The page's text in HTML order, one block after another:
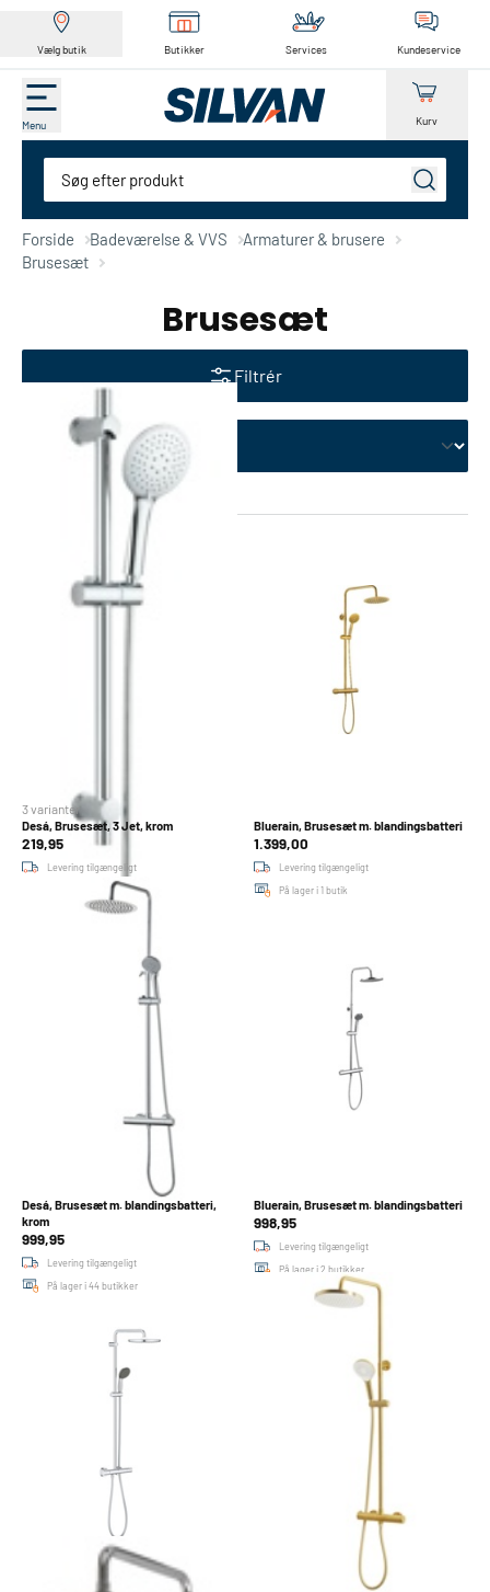
Vælg butik Butikker Services Kundeservice
Menu Kurv
Søg
Forside Badeværelse & VVS
Armaturer & brusere
Brusesæt
Brusesæt
Filtrér
Skift sortering
98 Produkter
Desá, Brusesæt, 3 Jet, krom
3 varianter
219,95
Levering tilgængeligt
På lager i 39 butikker
Bluerain, Brusesæt m. blandingsbatteri
1.399,00
Levering tilgængeligt
På lager i 1 butik
Desá, Brusesæt m. blandingsbatteri,
krom
999,95
Levering tilgængeligt
På lager i 44 butikker
Bluerain, Brusesæt m. blandingsbatteri
998,95
Levering tilgængeligt
På lager i 2 butikker